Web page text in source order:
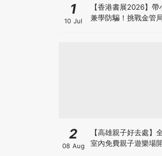
1
10 Jul
【香港書展2026】
兼學防騙！挑戰金管
2
08 Aug
【高雄親子好去處】
室內免費親子遊樂場